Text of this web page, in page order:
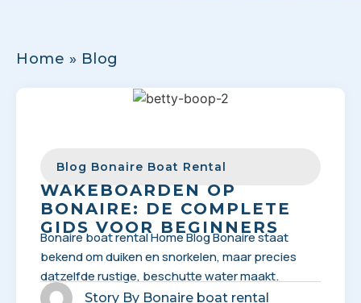
Home » Blog
Blog Bonaire Boat Rental
WAKEBOARDEN OP
BONAIRE: DE COMPLETE
GIDS VOOR BEGINNERS
Bonaire boat rental Home Blog Bonaire staat
bekend om duiken en snorkelen, maar precies
datzelfde rustige, beschutte water maakt.
Story By Bonaire boat rental